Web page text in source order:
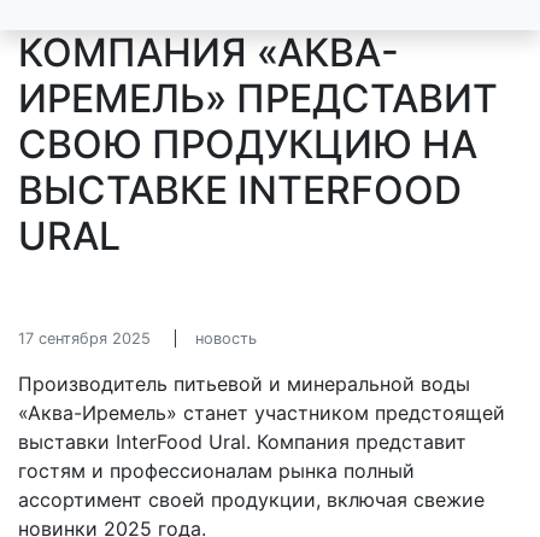
КОМПАНИЯ «АКВА-
ИРЕМЕЛЬ» ПРЕДСТАВИТ
СВОЮ ПРОДУКЦИЮ НА
ВЫСТАВКЕ INTERFOOD
URAL
17 сентября 2025 новость
Производитель питьевой и минеральной воды
«Аква-Иремель» станет участником предстоящей
выставки InterFood Ural. Компания представит
гостям и профессионалам рынка полный
ассортимент своей продукции, включая свежие
новинки 2025 года.